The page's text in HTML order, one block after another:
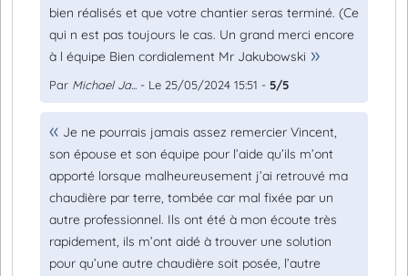
bien réalisés et que votre chantier seras terminé. (Ce
qui n est pas toujours le cas. Un grand merci encore
à l équipe Bien cordialement Mr Jakubowski
Par Michael Ja... - Le 25/05/2024 15:51 - 5/5
Je ne pourrais jamais assez remercier Vincent,
son épouse et son équipe pour l’aide qu’ils m’ont
apporté lorsque malheureusement j’ai retrouvé ma
chaudière par terre, tombée car mal fixée par un
autre professionnel. Ils ont été à mon écoute très
rapidement, ils m’ont aidé à trouver une solution
pour qu’une autre chaudière soit posée, l’autre